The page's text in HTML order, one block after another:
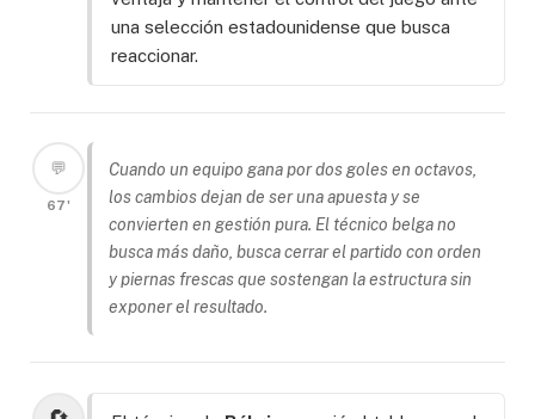
una selección estadounidense que busca
reaccionar.
💬
67'
Cuando un equipo gana por dos goles en octavos,
los cambios dejan de ser una apuesta y se
convierten en gestión pura. El técnico belga no
busca más daño, busca cerrar el partido con orden
y piernas frescas que sostengan la estructura sin
exponer el resultado.